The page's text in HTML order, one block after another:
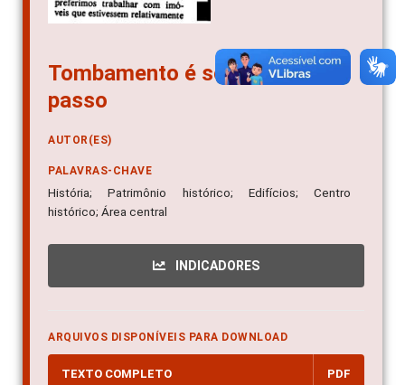
Tombamento é só o primeiro
passo
AUTOR(ES)
PALAVRAS-CHAVE
História; Patrimônio histórico; Edifícios; Centro
histórico; Área central
INDICADORES
ARQUIVOS DISPONÍVEIS PARA DOWNLOAD
TEXTO COMPLETO PDF